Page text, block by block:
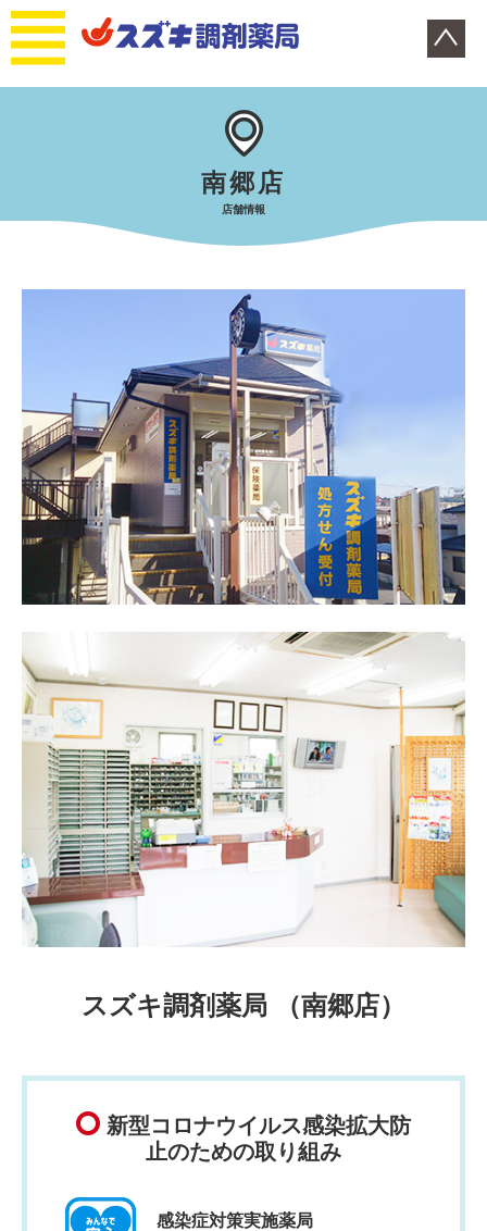
南郷店
店舗情報
スズキ調剤薬局 （南郷店）
新型コロナウイルス感染拡大防
止のための取り組み
感染症対策実施薬局